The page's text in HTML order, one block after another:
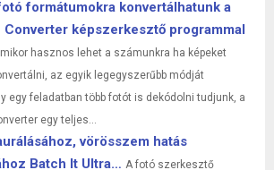
formátumokra konvertálhatunk a
Converter képszerkesztő programmal
hasznos lehet a számunkra ha képeket
az egyik legegyszerűbb módját
egy feladatban több fotót is dekódolni tudjunk, a
egy teljes...
vörösszem hatás
Batch It Ultra… A fotó szerkesztő